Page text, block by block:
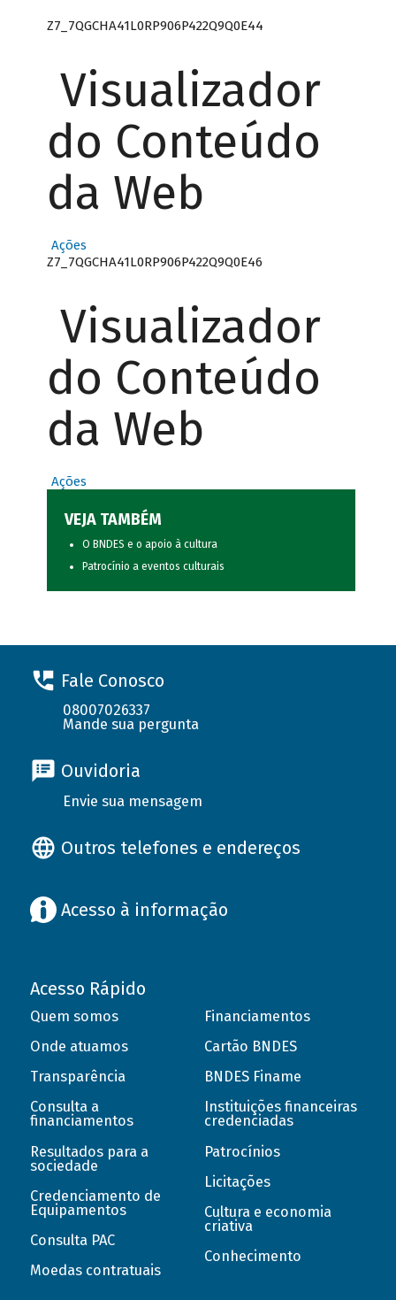
Z7_7QGCHA41L0RP906P422Q9Q0E44
Visualizador
do Conteúdo
da Web
Ações
Z7_7QGCHA41L0RP906P422Q9Q0E46
Visualizador
do Conteúdo
da Web
Ações
VEJA TAMBÉM
O BNDES e o apoio à cultura
Patrocínio a eventos culturais
Fale Conosco
08007026337
Mande sua pergunta
Ouvidoria
Envie sua mensagem
Outros telefones e endereços
Acesso à informação
Acesso Rápido
Quem somos
Onde atuamos
Transparência
Consulta a
financiamentos
Resultados para a
sociedade
Credenciamento de
Equipamentos
Consulta PAC
Moedas contratuais
Financiamentos
Cartão BNDES
BNDES Finame
Instituições financeiras
credenciadas
Patrocínios
Licitações
Cultura e economia
criativa
Conhecimento